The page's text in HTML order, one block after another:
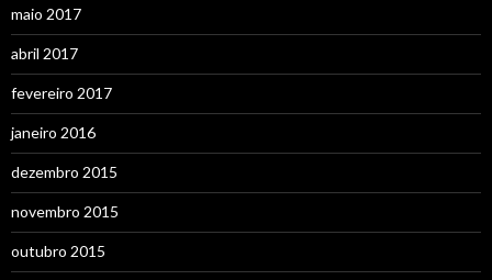
maio 2017
abril 2017
fevereiro 2017
janeiro 2016
dezembro 2015
novembro 2015
outubro 2015